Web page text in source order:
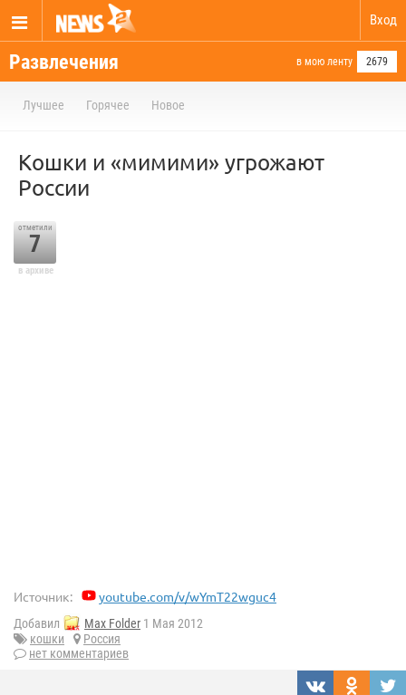
Вход
Развлечения в мою ленту 2679
Лучшее Горячее Новое
Кошки и «мимими» угрожают
России
отметили
7
в архиве
Источник: youtube.com/v/wYmT22wguc4
Добавил Max Folder 1 Мая 2012
кошки
Россия
нет комментариев